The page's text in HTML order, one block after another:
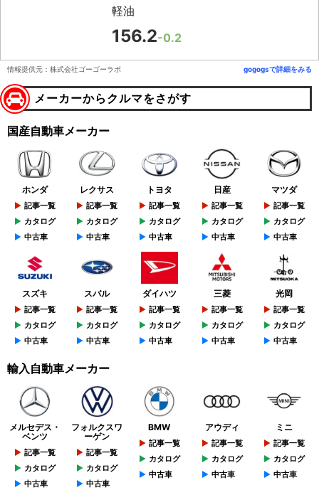
軽油
156.2-0.2
情報提供元：株式会社ゴーゴーラボ gogogsで詳細をみる
メーカーからクルマをさがす
国産自動車メーカー
ホンダ
記事一覧
カタログ
中古車
レクサス
記事一覧
カタログ
中古車
トヨタ
記事一覧
カタログ
中古車
日産
記事一覧
カタログ
中古車
マツダ
記事一覧
カタログ
中古車
スズキ
記事一覧
カタログ
中古車
スバル
記事一覧
カタログ
中古車
ダイハツ
記事一覧
カタログ
中古車
三菱
記事一覧
カタログ
中古車
光岡
記事一覧
カタログ
中古車
輸入自動車メーカー
メルセデス・
ベンツ
記事一覧
カタログ
中古車
フォルクスワ
ーゲン
記事一覧
カタログ
中古車
BMW
記事一覧
カタログ
中古車
アウディ
記事一覧
カタログ
中古車
ミニ
記事一覧
カタログ
中古車